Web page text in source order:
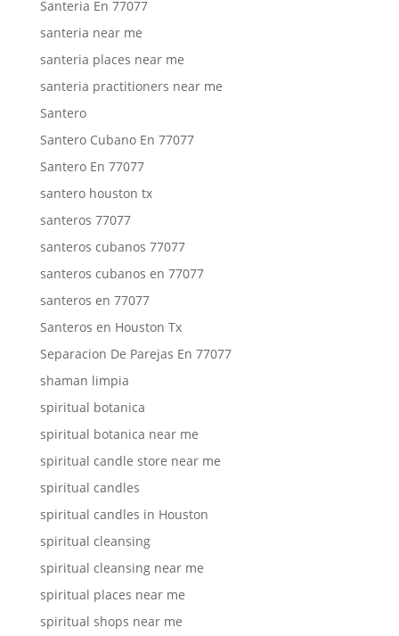
Santeria En 77077
santeria near me
santeria places near me
santeria practitioners near me
Santero
Santero Cubano En 77077
Santero En 77077
santero houston tx
santeros 77077
santeros cubanos 77077
santeros cubanos en 77077
santeros en 77077
Santeros en Houston Tx
Separacion De Parejas En 77077
shaman limpia
spiritual botanica
spiritual botanica near me
spiritual candle store near me
spiritual candles
spiritual candles in Houston
spiritual cleansing
spiritual cleansing near me
spiritual places near me
spiritual shops near me